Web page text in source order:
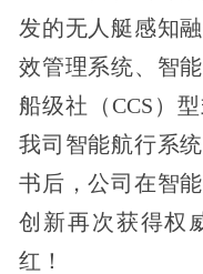
发的无人艇感知
效管理系统、智
船级社（CCS）
我司智能航行系
书后，公司在智
创新再次获得权
红！